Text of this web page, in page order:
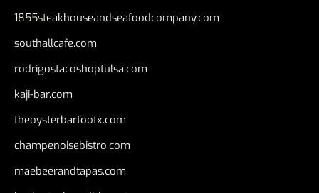
1855steakhouseandseafoodcompany.com
southallcafe.com
rodrigostacoshoptulsa.com
kaji-bar.com
theoysterbartootx.com
champenoisebistro.com
maebeerandtapas.com